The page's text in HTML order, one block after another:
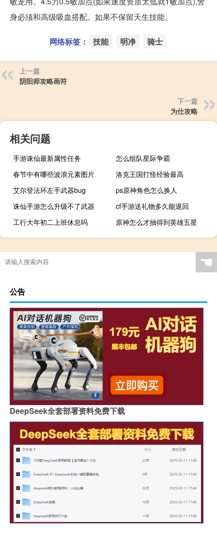
身必须和高级吸血搭配。如果不保留天生技能。
网络标签： 技能 明净 骑士
上一篇
阴阳师攻略画符
下一篇
为仕攻略
相关问题
手游诛仙最新属性任务
怎么组队星际争霸
春节中有哪些波浪元素图片
洛克王国打怪经验最高
艾尔登法环左手武器bug
ps原神角色怎么换人
诛仙手游怎么升级不了武器
cf手游送礼物多久能退回
工行大年初二上班休息吗
原神怎么才抽得到英雄五星
☚
公告
DeepSeek全套部署资料免费下载